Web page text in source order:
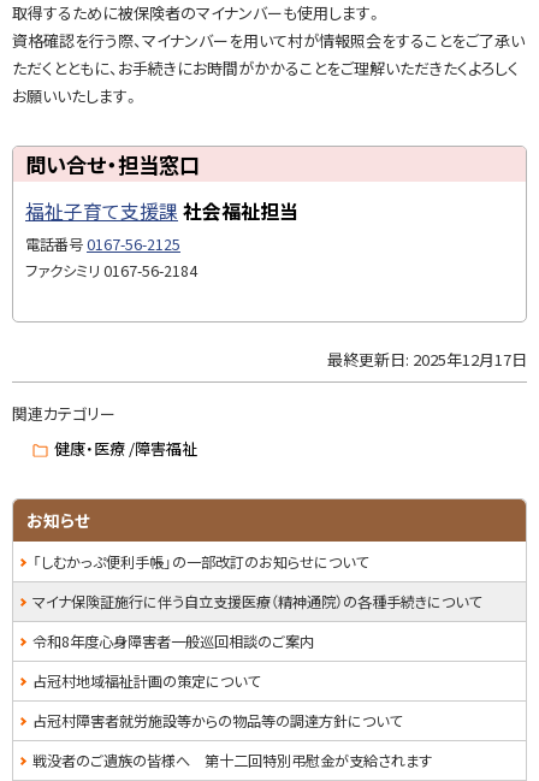
の
上
記
れ
お
ち
な
い
い
合
せ
担
当
窓
口
取得するために被保険者のマイナンバーも使用します。
資格確認を行う際、マイナンバーを用いて村が情報照会をすることをご了承い
ただくとともに、お手続きにお時間がかかることをご理解いただきたくよろしく
お願いいたします。
ッ
プ
に
戻
問い合せ・担当窓口
福祉子育て支援課 社会福祉担当
電話番号0167-56-2125
ファクシミリ 0167-56-2184
ッ
プ
る
最終更新日: 2025年12月17日
関連カテゴリー
健康・医療 /障害福祉
サ
イ
ド
・
メ
ニ
ュ
お知らせ
「しむかっぷ便利手帳」の一部改訂のお知らせについて
マイナ保険証施行に伴う自立支援医療（精神通院）の各種手続きについて
令和8年度心身障害者一般巡回相談のご案内
占冠村地域福祉計画の策定について
占冠村障害者就労施設等からの物品等の調達方針について
戦没者のご遺族の皆様へ 第十二回特別弔慰金が支給されます